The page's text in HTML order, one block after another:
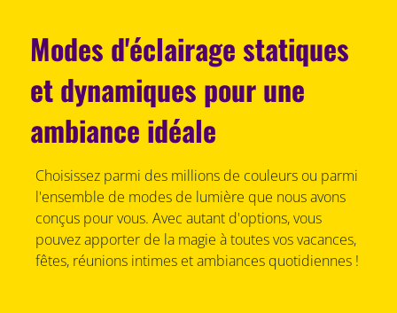
Modes d'éclairage statiques
et dynamiques pour une
ambiance idéale
Choisissez parmi des millions de couleurs ou parmi
l'ensemble de modes de lumière que nous avons
conçus pour vous. Avec autant d'options, vous
pouvez apporter de la magie à toutes vos vacances,
fêtes, réunions intimes et ambiances quotidiennes !